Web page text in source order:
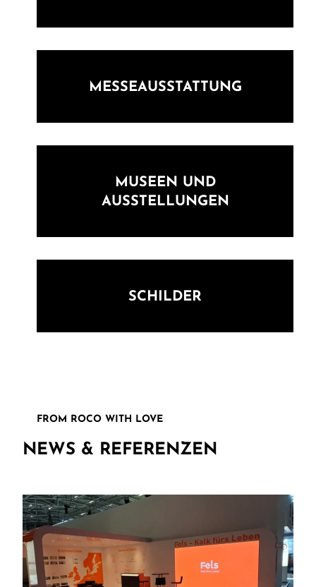
MESSEAUSSTATTUNG
MUSEEN UND
AUSSTELLUNGEN
SCHILDER
FROM ROCO WITH LOVE
NEWS & REFERENZEN